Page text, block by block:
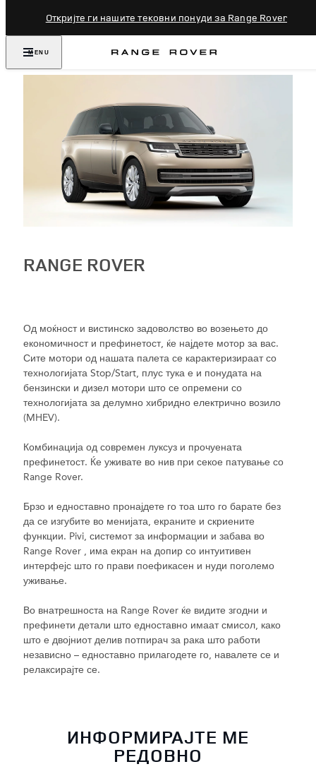
Откријте ги нашите тековни понуди за Range Rover
MENU
RANGE ROVER
Од моќност и вистинско задоволство во возењето до
економичност и префинетост, ќе најдете мотор за вас.
Сите мотори од нашата палета се карактеризираат со
технологијата Stop/Start, плус тука е и понудата на
бензински и дизел мотори што се опремени со
технологијата за делумно хибридно електрично возило
(MHEV).
Комбинација од современ луксуз и прочуената
префинетост. Ќе уживате во нив при секое патување со
Range Rover.
Брзо и едноставно пронајдете го тоа што го барате без
да се изгубите во менијата, екраните и скриените
функции. Pivi, системот за информации и забава во
Range Rover , има екран на допир со интуитивен
интерфејс што го прави поефикасен и нуди поголемо
уживање.
Во внатрешноста на Range Rover ќе видите згодни и
префинети детали што едноставно имаат смисол, како
што е двојниот делив потпирач за рака што работи
независно – едноставно прилагодете го, навалете се и
релаксирајте се.
ИНФОРМИРАЈТЕ МЕ
РЕДОВНО